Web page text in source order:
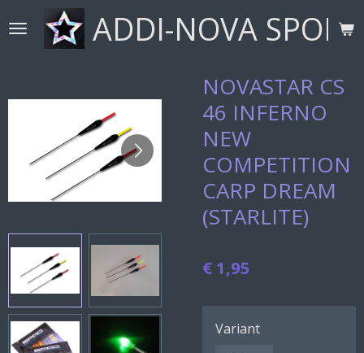
direct
ADDI-NOVA
NOVASTAR CS
46 INFERNO
NEW
COMPETITION
CARP DREAM
(STARLITE)
€ 1,95
Variant